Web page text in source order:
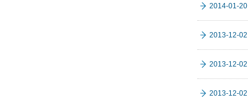
2014-01-20
2013-12-02
2013-12-02
2013-12-02